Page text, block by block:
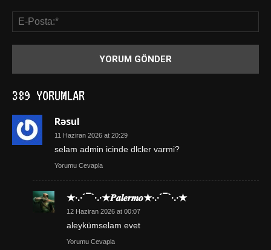
389 YORUMLAR
Rəsul
11 Haziran 2026 at 20:29
selam admin icinde dlcler varmi?
Yorumu Cevapla
★·.·´¯`·.·★𝑷𝒂𝒍𝒆𝒓𝒎𝒐★·.·´¯`·.·★
12 Haziran 2026 at 00:07
aleykümselam evet
Yorumu Cevapla